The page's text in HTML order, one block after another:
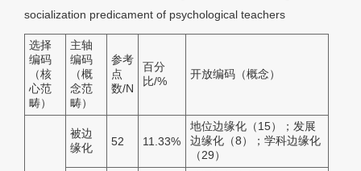
socialization predicament of psychological teachers
选择
编码
（核
心范
畴）
主轴
编码
（概
念范
畴）
参考
点
数/N
百分
比/%
开放编码（概念）
被边
缘化
52 11.33%
地位边缘化（15）；发展
边缘化（8）；学科边缘化
（29）